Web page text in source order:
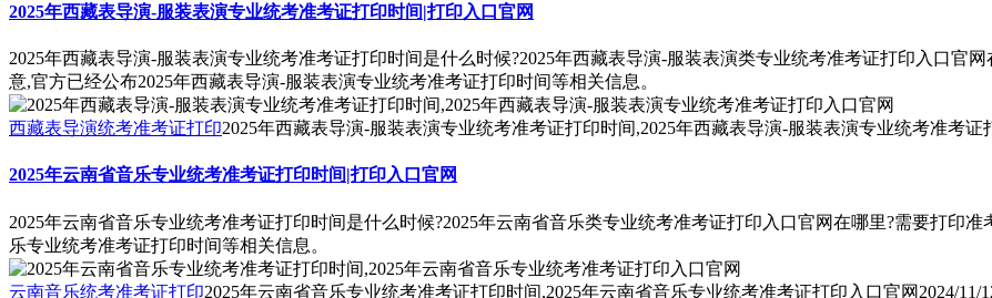
2025年西藏表导演-服装表演专业统考准考证打印时间|打印入口官网
2025年西藏表导演-服装表演专业统考准考证打印时间是什么时候?2025年西藏表导演-服装表演类专业统考准考证打印入口官
意,官方已经公布2025年西藏表导演-服装表演专业统考准考证打印时间等相关信息。
西藏表导演统考准考证打印2025年西藏表导演-服装表演专业统考准考证打印时间,2025年西藏表导演-服装表演专业统考准考证
2025年云南省音乐专业统考准考证打印时间|打印入口官网
2025年云南省音乐专业统考准考证打印时间是什么时候?2025年云南省音乐类专业统考准考证打印入口官网在哪里?需要打印
乐专业统考准考证打印时间等相关信息。
云南音乐统考准考证打印2025年云南省音乐专业统考准考证打印时间,2025年云南省音乐专业统考准考证打印入口官网 2024/11/